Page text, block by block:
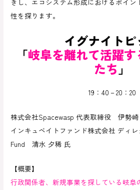
きし、エコシステム形成におけるポイン
性を探ります。
イグナイトピ
「岐阜を離れて活躍
たち 」
19：40－20：20
株式会社Spacewasp 代表取締役 伊勢
インキュベイトファンド株式会社 ディ
Fund 清水 夕稀 氏
【概要】
行政関係者、新規事業を探している岐阜